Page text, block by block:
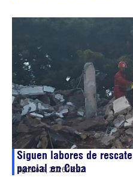
Siguen labores de
parcial en Cuba
agosto 6, 202603:22